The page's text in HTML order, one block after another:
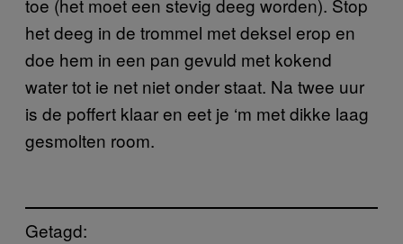
het deeg in de trommel met deksel erop en
doe hem in een pan gevuld met kokend
water tot ie net niet onder staat. Na twee uur
is de poffert klaar en eet je ‘m met dikke laag
gesmolten room.
Getagd: